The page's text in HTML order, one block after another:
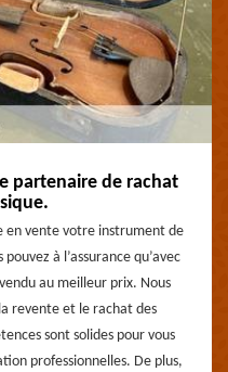
partenaire de rachat
en vente votre instrument de
à l’assurance qu’avec
au meilleur prix. Nous
revente et le rachat des
sont solides pour vous
professionnelles. De plus,